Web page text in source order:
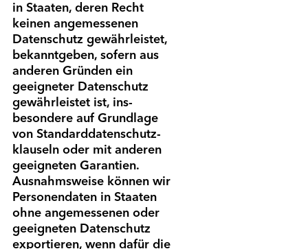
in Staaten, deren Recht
keinen angemessenen
Daten­schutz gewähr­leistet,
bekannt­geben, sofern aus
anderen Gründen ein
geeigneter Daten­schutz
gewähr­leistet ist, ins­
besondere auf Grund­lage
von Standard­datenschutz­
klauseln oder mit anderen
geeigneten Garantien.
Ausnahms­weise können wir
Personen­daten in Staaten
ohne angemessenen oder
geeigneten Daten­schutz
exportieren, wenn dafür die